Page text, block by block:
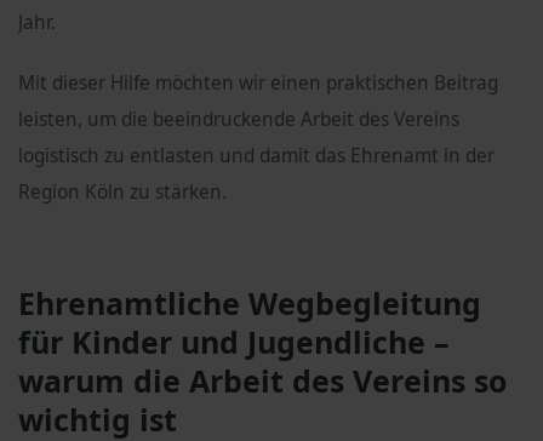
Jahr.
Mit dieser Hilfe möchten wir einen praktischen Beitrag
leisten, um die beeindruckende Arbeit des Vereins
logistisch zu entlasten und damit das Ehrenamt in der
Region Köln zu stärken.
Ehrenamtliche Wegbegleitung
für Kinder und Jugendliche –
warum die Arbeit des Vereins so
wichtig ist